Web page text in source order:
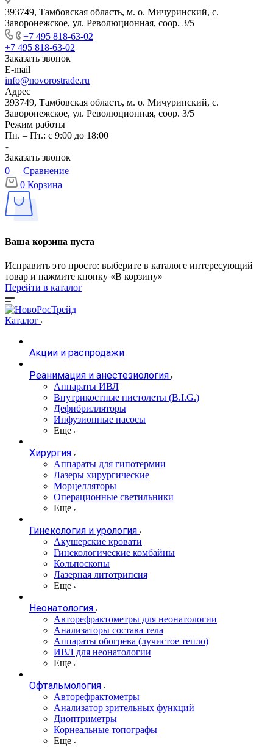
393749, Тамбовская область, м. о. Мичуринский, с.
Заворонежское, ул. Революционная, соор. 3/5
+7 495 818-63-02
+7 495 818-63-02
Заказать звонок
E-mail
info@novorostrade.ru
Адрес
393749, Тамбовская область, м. о. Мичуринский, с.
Заворонежское, ул. Революционная, соор. 3/5
Режим работы
Пн. – Пт.: с 9:00 до 18:00
Заказать звонок
0
Сравнение
0 Корзина
Ваша корзина пуста
Исправить это просто: выберите в каталоге интересующий
товар и нажмите кнопку «В корзину»
Перейти в каталог
Каталог
Акции и распродажи
Реанимация и анестезиология
Аппараты ИВЛ
Внутрикостные пистолеты (B.I.G.)
Дефибрилляторы
Инфузионные насосы
Еще
Хирургия
Аппараты для гипотермии
Лазеры хирургические
Морцелляторы
Операционные светильники
Еще
Гинекология и урология
Акушерские кровати
Гинекологические комбайны
Кольпоскопы
Лазерная литотрипсия
Еще
Неонатология
Авторефрактометры для неонатологии
Анализаторы состава тела
Аппараты обогрева (лучистое тепло)
ИВЛ для неонатологии
Еще
Офтальмология
Авторефрактометры
Анализатор зрительных функций
Диоптриметры
Корнеальные топографы
Еще